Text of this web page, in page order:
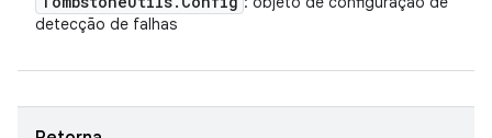
detecção de falhas